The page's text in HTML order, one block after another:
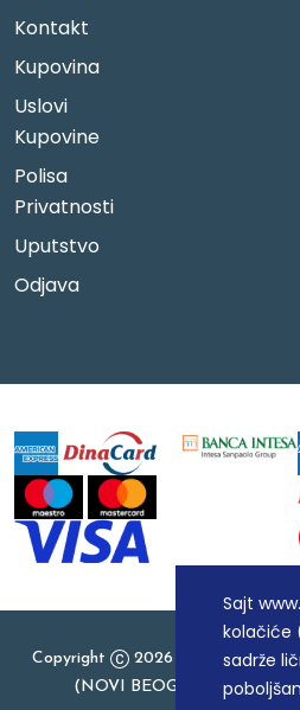
Sajt
kolačiće
sadrže
Kontakt
Kupovina
Uslovi
Kupovine
Polisa
Privatnosti
Uputstvo
Odjava
Copyright
2026 Knjizara.com -
(NOVI BEOGRAD), PIB: